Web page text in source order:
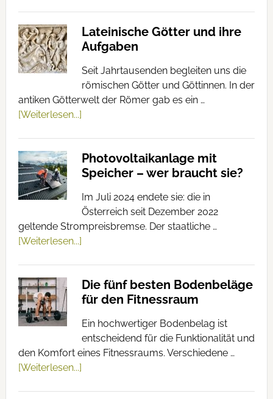
Lateinische Götter und ihre
Aufgaben
Seit Jahrtausenden begleiten uns die
römischen Götter und Göttinnen. In der
antiken Götterwelt der Römer gab es ein …
[Weiterlesen...]
Photovoltaikanlage mit
Speicher – wer braucht sie?
Im Juli 2024 endete sie: die in
Österreich seit Dezember 2022
geltende Strompreisbremse. Der staatliche …
[Weiterlesen...]
Die fünf besten Bodenbeläge
für den Fitnessraum
Ein hochwertiger Bodenbelag ist
entscheidend für die Funktionalität und
den Komfort eines Fitnessraums. Verschiedene …
[Weiterlesen...]